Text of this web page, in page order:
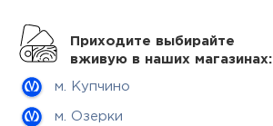
Приходите выбирайте
вживую в наших магазинах:
м. Купчино
м. Озерки